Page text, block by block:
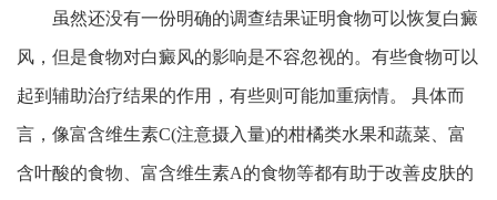
虽然还没有一份明确的调查结果证明食物可以恢复白癜
风，但是食物对白癜风的影响是不容忽视的。有些食物可以
起到辅助治疗结果的作用，有些则可能加重病情。 具体而
言，像富含维生素C(注意摄入量)的柑橘类水果和蔬菜、富
含叶酸的食物、富含维生素A的食物等都有助于改善皮肤的